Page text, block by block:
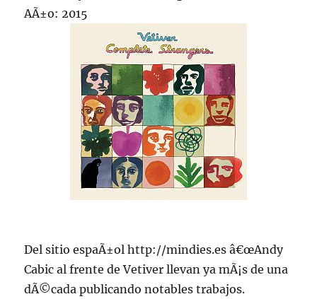
AÃ±o: 2015
Del sitio espaÃ±ol http://mindies.es â€œAndy
Cabic al frente de Vetiver llevan ya mÃ¡s de una
dÃ©cada publicando notables trabajos.